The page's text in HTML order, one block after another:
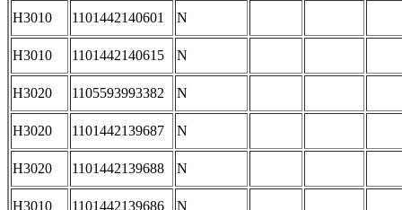
H3010 1101442140601 N
H3010 1101442140615 N
H3020 1105593993382 N
H3020 1101442139687 N
H3020 1101442139688 N
H3010 1101442139686
N